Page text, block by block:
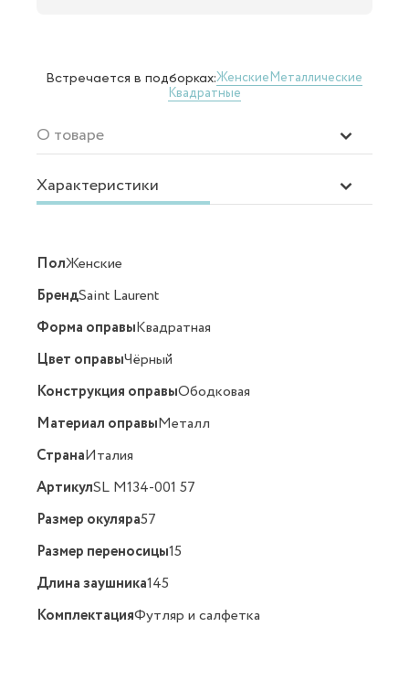
Встречается в подборках:ЖенскиеМеталлические
Квадратные
О товаре
Характеристики
ПолЖенские
БрендSaint Laurent
Форма оправыКвадратная
Цвет оправыЧёрный
Конструкция оправыОбодковая
Материал оправыМеталл
СтранаИталия
АртикулSL M134-001 57
Размер окуляра57
Размер переносицы15
Длина заушника145
КомплектацияФутляр и салфетка